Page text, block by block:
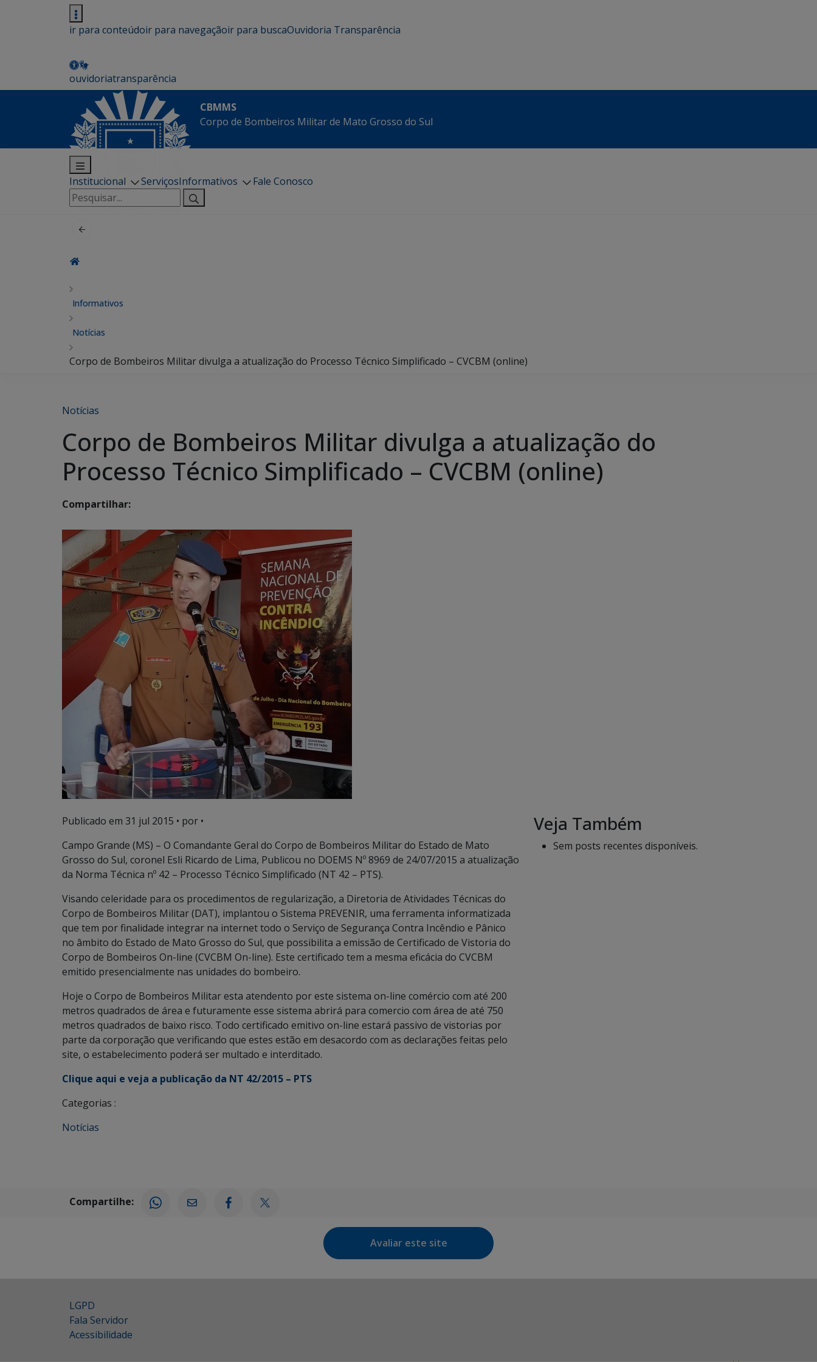
ir para conteúdoir para navegaçãoir para buscaOuvidoria Transparência
ouvidoriatransparência
CBMMS
Corpo de Bombeiros Militar de Mato Grosso do Sul
Institucional ServiçosInformativos
Fale Conosco
Pesquisar
por:
Informativos
Notícias
Corpo de Bombeiros Militar divulga a atualização do Processo Técnico Simplificado – CVCBM (online)
Notícias
Corpo de Bombeiros Militar divulga a atualização do
Processo Técnico Simplificado – CVCBM (online)
Compartilhar:
Publicado em 31 jul 2015 • por •
Campo Grande (MS) – O Comandante Geral do Corpo de Bombeiros Militar do Estado de Mato
Grosso do Sul, coronel Esli Ricardo de Lima, Publicou no DOEMS Nº 8969 de 24/07/2015 a atualização
da Norma Técnica nº 42 – Processo Técnico Simplificado (NT 42 – PTS).
Visando celeridade para os procedimentos de regularização, a Diretoria de Atividades Técnicas do
Corpo de Bombeiros Militar (DAT), implantou o Sistema PREVENIR, uma ferramenta informatizada
que tem por finalidade integrar na internet todo o Serviço de Segurança Contra Incêndio e Pânico
no âmbito do Estado de Mato Grosso do Sul, que possibilita a emissão de Certificado de Vistoria do
Corpo de Bombeiros On-line (CVCBM On-line). Este certificado tem a mesma eficácia do CVCBM
emitido presencialmente nas unidades do bombeiro.
Hoje o Corpo de Bombeiros Militar esta atendento por este sistema on-line comércio com até 200
metros quadrados de área e futuramente esse sistema abrirá para comercio com área de até 750
metros quadrados de baixo risco. Todo certificado emitivo on-line estará passivo de vistorias por
parte da corporação que verificando que estes estão em desacordo com as declarações feitas pelo
site, o estabelecimento poderá ser multado e interditado.
Clique aqui e veja a publicação da NT 42/2015 – PTS
Categorias :
Notícias
Veja Também
Sem posts recentes disponíveis.
Compartilhe:
Avaliar este site
LGPD
Fala Servidor
Acessibilidade